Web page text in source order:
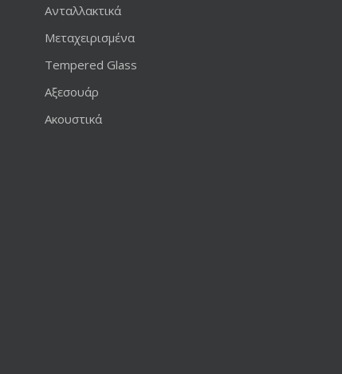
Ανταλλακτικά
Μεταχειρισμένα
Tempered Glass
Αξεσουάρ
Ακουστικά